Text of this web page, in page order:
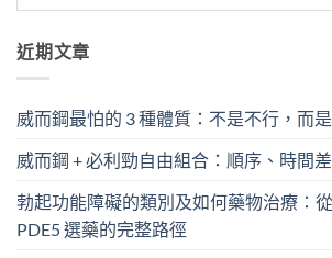
近期文章
威而鋼最怕的 3 種體質：不是不行，而是
威而鋼 + 必利勁自由組合：順序、時間
勃起功能障礙的類別及如何藥物治療：
PDE5 選藥的完整路徑